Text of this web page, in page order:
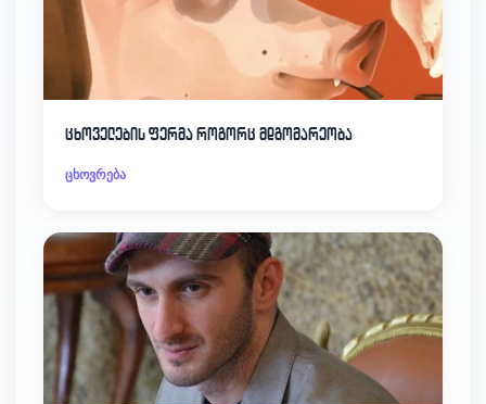
ცხოველების ფერმა როგორც მდგომარეობა
ცხოვრება